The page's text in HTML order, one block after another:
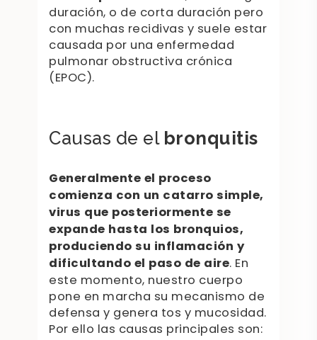
duración, o de corta duración pero
con muchas recidivas y suele estar
causada por una enfermedad
pulmonar obstructiva crónica
(EPOC).
Causas de el bronquitis
Generalmente el proceso
comienza con un catarro simple,
virus que posteriormente se
expande hasta los bronquios,
produciendo su inflamación y
dificultando el paso de aire. En
este momento, nuestro cuerpo
pone en marcha su mecanismo de
defensa y genera tos y mucosidad.
Por ello las causas principales son: